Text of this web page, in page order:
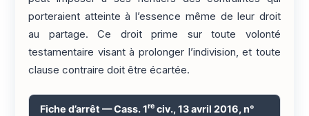
porteraient atteinte à l’essence même de leur droit
au partage. Ce droit prime sur toute volonté
testamentaire visant à prolonger l’indivision, et toute
clause contraire doit être écartée.
Fiche d’arrêt — Cass. 1re civ., 13 avril 2016, n°